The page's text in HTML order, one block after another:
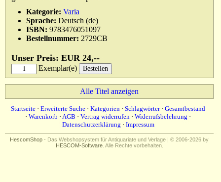
Datenschutz
Impressum
Kategorie: Varia
Sprache: Deutsch (de)
ISBN: 9783476051097
Bestellnummer: 2729CB
Unser Preis: EUR 24,--
Exemplar(e)
Alle Titel anzeigen
Startseite · Erweiterte Suche · Kategorien · Schlagwörter· Gesamtbestand
· Warenkorb · AGB · Vertrag widerrufen · Widerrufsbelehrung ·
Datenschutzerklärung · Impressum
HescomShop - Das Webshopsystem für Antiquariate und Verlage | © 2006-2026 by
HESCOM-Software. Alle Rechte vorbehalten.